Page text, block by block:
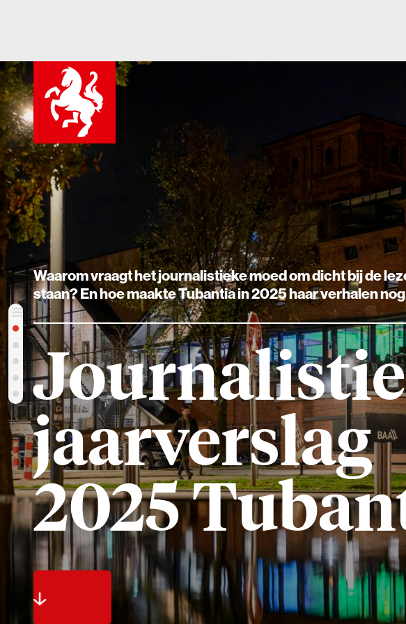
Waarom vraagt het journalistieke moed om dicht bij de lezer te
staan? En hoe maakte Tubantia in 2025 haar verhalen nog beter?
Journalistiek
jaarverslag
2025 Tubantia